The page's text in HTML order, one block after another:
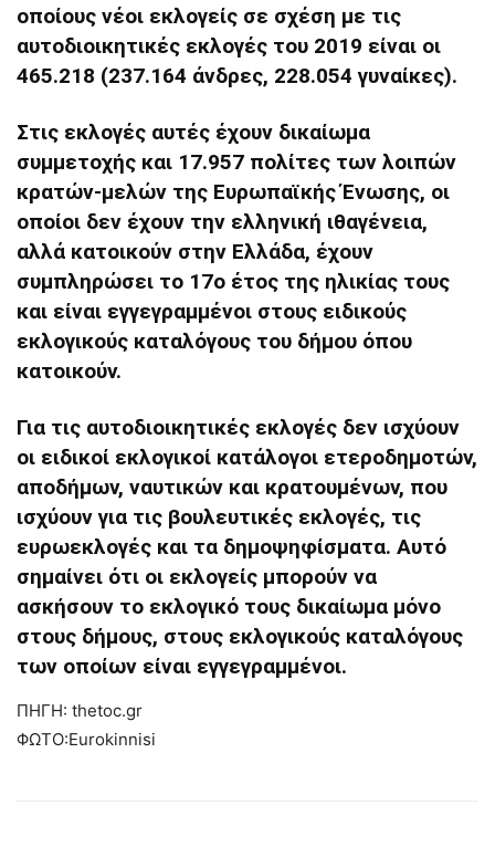
οποίους νέοι εκλογείς σε σχέση με τις
αυτοδιοικητικές εκλογές του 2019 είναι οι
465.218 (237.164 άνδρες, 228.054 γυναίκες).
Στις εκλογές αυτές έχουν δικαίωμα
συμμετοχής και 17.957 πολίτες των λοιπών
κρατών-μελών της Ευρωπαϊκής Ένωσης, οι
οποίοι δεν έχουν την ελληνική ιθαγένεια,
αλλά κατοικούν στην Ελλάδα, έχουν
συμπληρώσει το 17ο έτος της ηλικίας τους
και είναι εγγεγραμμένοι στους ειδικούς
εκλογικούς καταλόγους του δήμου όπου
κατοικούν.
Για τις αυτοδιοικητικές εκλογές δεν ισχύουν
οι ειδικοί εκλογικοί κατάλογοι ετεροδημοτών,
αποδήμων, ναυτικών και κρατουμένων, που
ισχύουν για τις βουλευτικές εκλογές, τις
ευρωεκλογές και τα δημοψηφίσματα. Αυτό
σημαίνει ότι οι εκλογείς μπορούν να
ασκήσουν το εκλογικό τους δικαίωμα μόνο
στους δήμους, στους εκλογικούς καταλόγους
των οποίων είναι εγγεγραμμένοι.
ΠΗΓΗ: thetoc.gr
ΦΩΤΟ:Eurokinnisi